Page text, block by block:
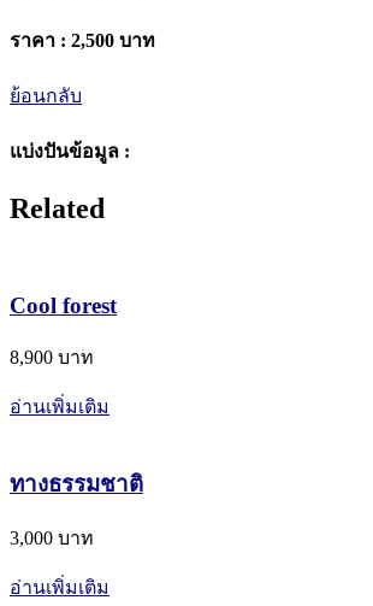
ราคา : 2,500 บาท
ย้อนกลับ
แบ่งปันข้อมูล :
Related
Cool forest
8,900 บาท
อ่านเพิ่มเติม
ทางธรรมชาติ
3,000 บาท
อ่านเพิ่มเติม